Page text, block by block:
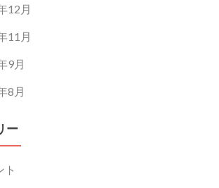
12月
11月
9月
8月
ー
ト